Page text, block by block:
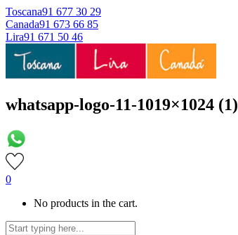
Toscana91 677 30 29
Canada91 673 66 85
Lira91 671 50 46
whatsapp-logo-11-1019×1024 (1)
0
No products in the cart.